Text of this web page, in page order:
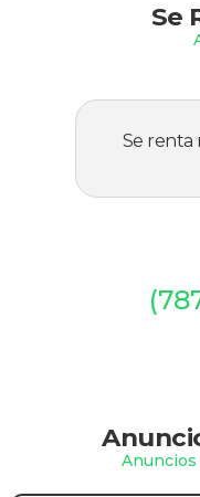
Se
Se renta
Anuncios